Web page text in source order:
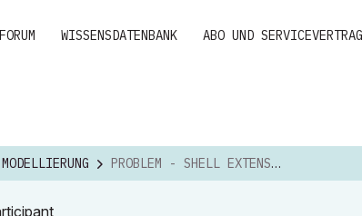
FORUM WISSENSDATENBANK ABO UND SERVICEVERTRAG
MODELLIERUNG PROBLEM - SHELL EXTENSION